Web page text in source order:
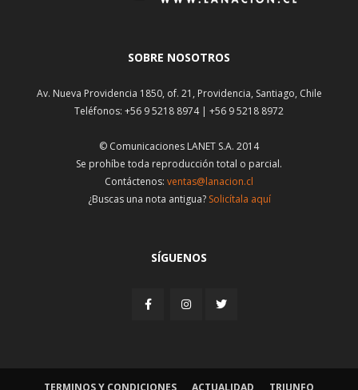
SOBRE NOSOTROS
Av. Nueva Providencia 1850, of. 21, Providencia, Santiago, Chile
Teléfonos: +56 9 5218 8974 | +56 9 5218 8972
© Comunicaciones LANET S.A. 2014
Se prohíbe toda reproducción total o parcial.
Contáctenos: ventas@lanacion.cl
¿Buscas una nota antigua? Solicítala aquí
SÍGUENOS
TERMINOS Y CONDICIONES ACTUALIDAD TRIUNFO